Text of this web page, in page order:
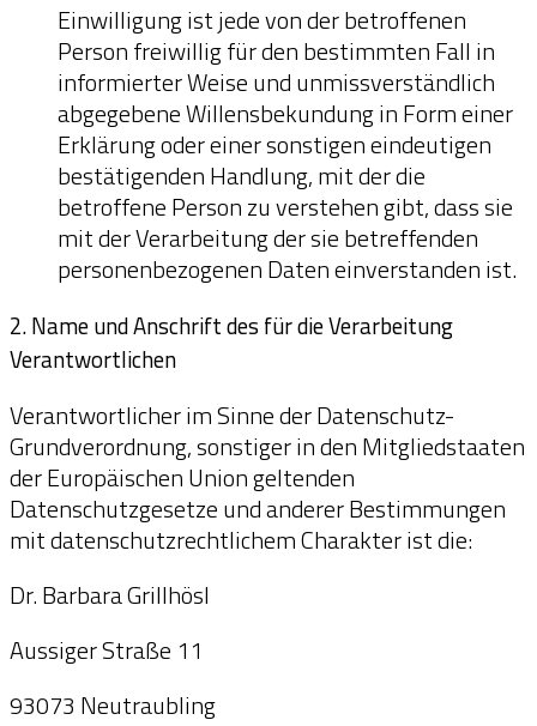
Einwilligung ist jede von der betroffenen
Person freiwillig für den bestimmten Fall in
informierter Weise und unmissverständlich
abgegebene Willensbekundung in Form einer
Erklärung oder einer sonstigen eindeutigen
bestätigenden Handlung, mit der die
betroffene Person zu verstehen gibt, dass sie
mit der Verarbeitung der sie betreffenden
personenbezogenen Daten einverstanden ist.
2. Name und Anschrift des für die Verarbeitung
Verantwortlichen
Verantwortlicher im Sinne der Datenschutz-
Grundverordnung, sonstiger in den Mitgliedstaaten
der Europäischen Union geltenden
Datenschutzgesetze und anderer Bestimmungen
mit datenschutzrechtlichem Charakter ist die:
Dr. Barbara Grillhösl
Aussiger Straße 11
93073 Neutraubling